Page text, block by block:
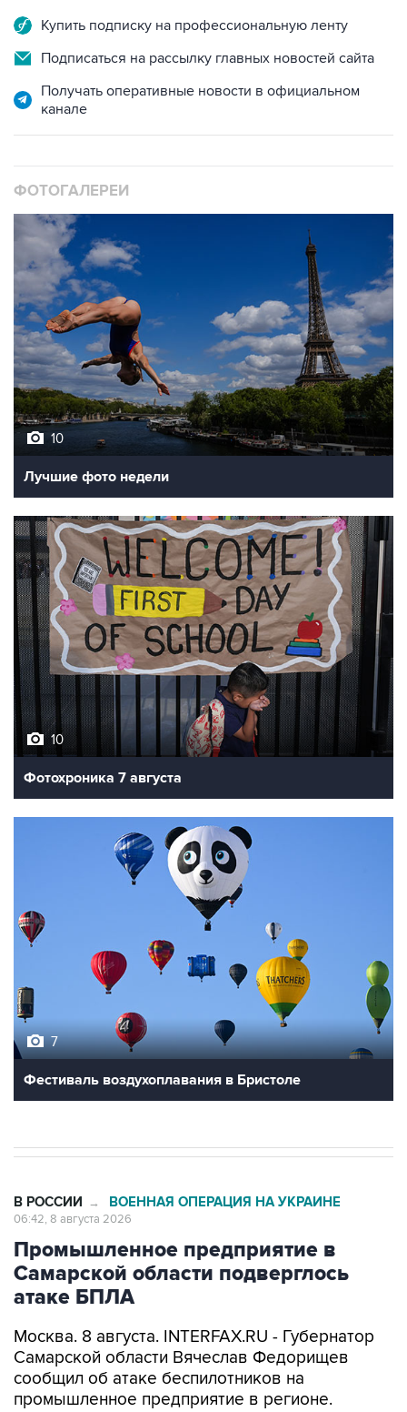
Подписаться на рассылку главных новостей сайта
Получать оперативные новости в официальном
10
Лучшие фото недели
10
Фотохроника 7 августа
Фестиваль воздухоплавания в Бристоле
Промышленное предприятие в
Самарской области подверглось
атаке БПЛА
Москва. 8 августа. INTERFAX.RU - Губернатор
сообщил об атаке беспилотников на
промышленное предприятие в регионе.
"Одно из промышленных предприятий